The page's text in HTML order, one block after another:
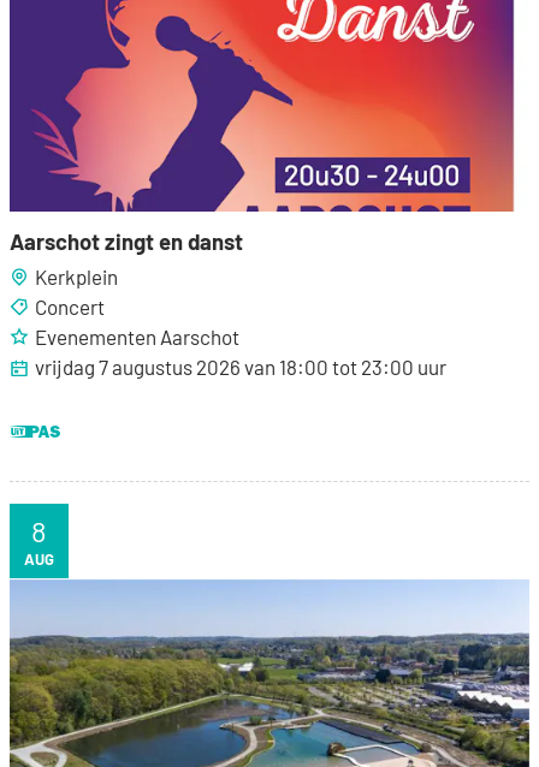
Aarschot zingt en danst
Kerkplein
Concert
Evenementen Aarschot
vrijdag 7 augustus 2026 van 18:00 tot 23:00 uur
ZA
8
AUG